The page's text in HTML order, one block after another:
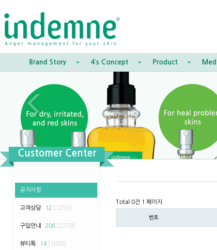
Brand Story 4’s Concept Product
Customer Center
공지사항
고객상담 12 [1255]
구입안내 206 [2278]
뷰티톡 14 [1083]
Total 0건 1 페이지
번호